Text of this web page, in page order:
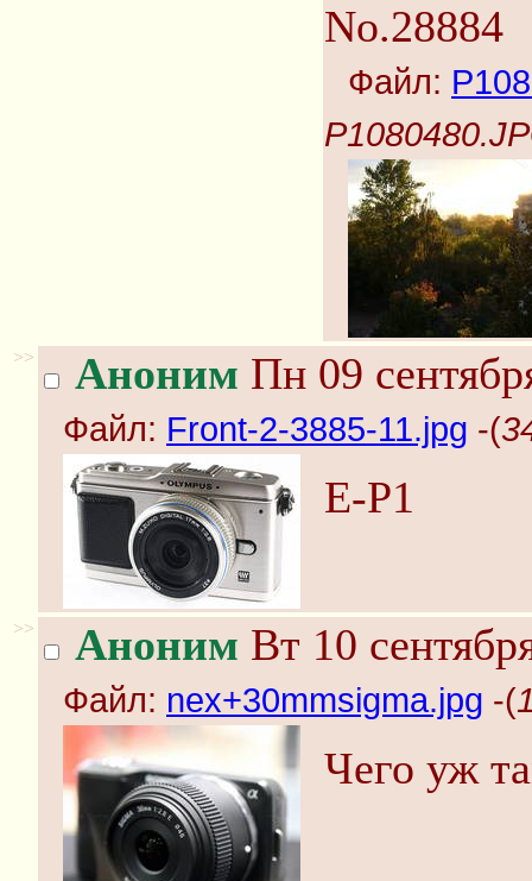
No.28884
Файл:
>> Аноним Пн 09
Файл: Front-2-3885-11.jpg -(
E-P1
>> Аноним Вт 10
Файл: nex+30mmsigma.jpg -(
Чего уж